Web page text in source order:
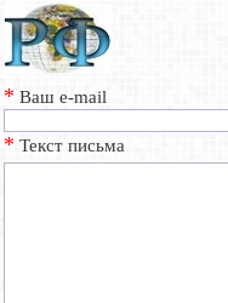
* Ваш e-mail
* Текст письма